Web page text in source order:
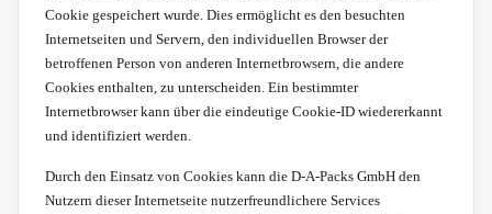
Cookie gespeichert wurde. Dies ermöglicht es den besuchten
Internetseiten und Servern, den individuellen Browser der
betroffenen Person von anderen Internetbrowsern, die andere
Cookies enthalten, zu unterscheiden. Ein bestimmter
Internetbrowser kann über die eindeutige Cookie-ID wiedererkannt
und identifiziert werden.
Durch den Einsatz von Cookies kann die D-A-Packs GmbH den
Nutzern dieser Internetseite nutzerfreundlichere Services